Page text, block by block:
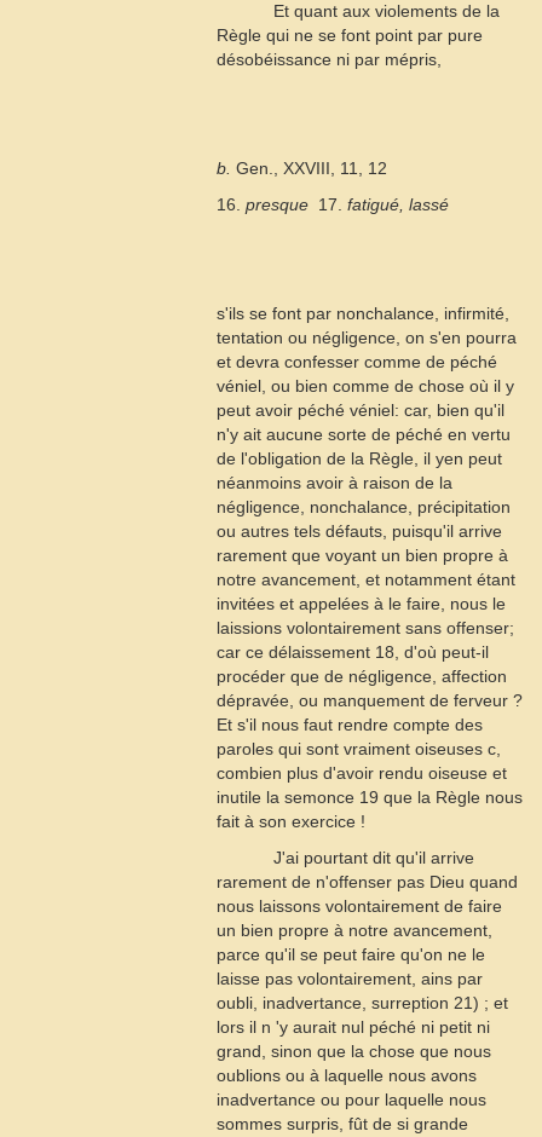
Et quant aux violements de la
Règle qui ne se font point par pure
désobéissance ni par mépris,
b. Gen., XXVIII, 11, 12
16. presque  17. fatigué, lassé
s'ils se font par nonchalance, infirmité,
tentation ou négligence, on s'en pourra
et devra confesser comme de péché
véniel, ou bien comme de chose où il y
peut avoir péché véniel: car, bien qu'il
n'y ait aucune sorte de péché en vertu
de l'obligation de la Règle, il yen peut
néanmoins avoir à raison de la
négligence, nonchalance, précipitation
ou autres tels défauts, puisqu'il arrive
rarement que voyant un bien propre à
notre avancement, et notamment étant
invitées et appelées à le faire, nous le
laissions volontairement sans offenser;
car ce délaissement 18 , d'où peut-il
procéder que de négligence, affection
dépravée, ou manquement de ferveur ?
Et s'il nous faut rendre compte des
paroles qui sont vraiment oiseuses c
combien plus d'avoir rendu oiseuse et
inutile la semonce 19 que la Règle nous
fait à son exercice !
J'ai pourtant dit qu'il arrive
rarement de n'offenser pas Dieu quand
nous laissons volontairement de faire
un bien propre à notre avancement,
parce qu'il se peut faire qu'on ne le
laisse pas volontairement, ains par
oubli, inadvertance, surreption 21) ; et
lors il n 'y aurait nul péché ni petit ni
grand, sinon que la chose que nous
oublions ou à laquelle nous avons
inadvertance ou pour laquelle nous
sommes surpris, fût de si grande